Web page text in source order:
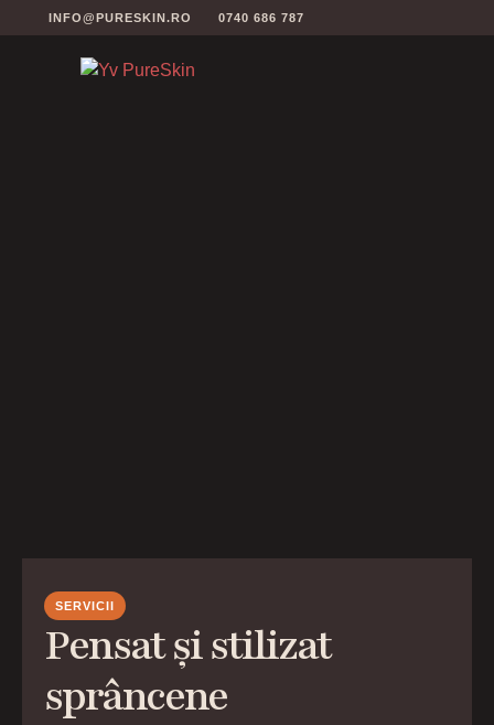
INFO@PURESKIN.RO 0740 686 787
SERVICII
Pensat și stilizat
sprâncene